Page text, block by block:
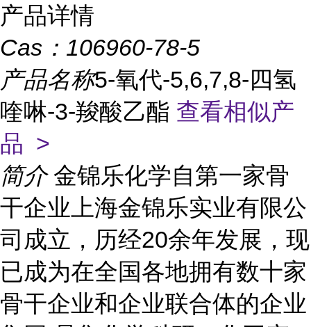
产品详情
Cas： 106960-78-5
产品名称5-氧代-5,6,7,8-四氢
喹啉-3-羧酸乙酯 查看相似产
品 >
简介 金锦乐化学自第一家骨
干企业上海金锦乐实业有限公
司成立，历经20余年发展，现
已成为在全国各地拥有数十家
骨干企业和企业联合体的企业